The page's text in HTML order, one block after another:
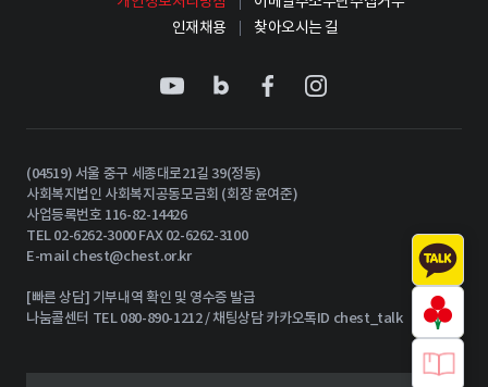
인재채용
찾아오시는 길
(04519) 서울 중구 세종대로21길 39(정동)
사회복지법인 사회복지공동모금회 (회장 윤여준)
사업등록번호 116-82-14426
TEL 02-6262-3000 FAX 02-6262-3100
E-mailchest@chest.or.kr
[빠른 상담] 기부내역 확인 및 영수증 발급
나눔콜센터 TEL 080-890-1212 / 채팅상담 카카오톡ID chest_talk